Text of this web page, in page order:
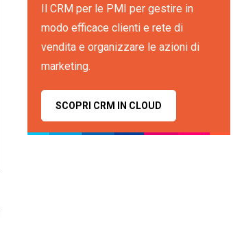
Il CRM per le PMI per gestire in
modo efficace clienti e rete di
vendita e organizzare le azioni di
marketing.
SCOPRI CRM IN CLOUD